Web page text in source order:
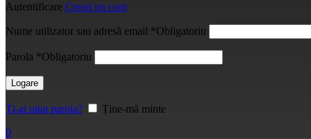
Autentificare Creați un cont
Nume utilizator sau adresă email *Obligatoriu
Parola *Obligatoriu
Logare
Ți-ai uitat parola?
Ține-mă minte
0